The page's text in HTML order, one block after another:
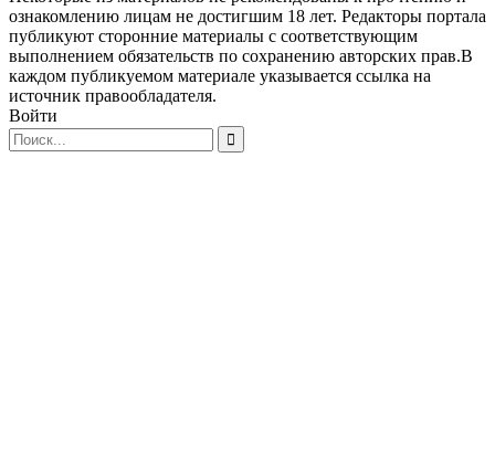
ознакомлению лицам не достигшим 18 лет. Редакторы портала
публикуют сторонние материалы с соответствующим
выполнением обязательств по сохранению авторских прав.В
каждом публикуемом материале указывается ссылка на
источник правообладателя.
Войти